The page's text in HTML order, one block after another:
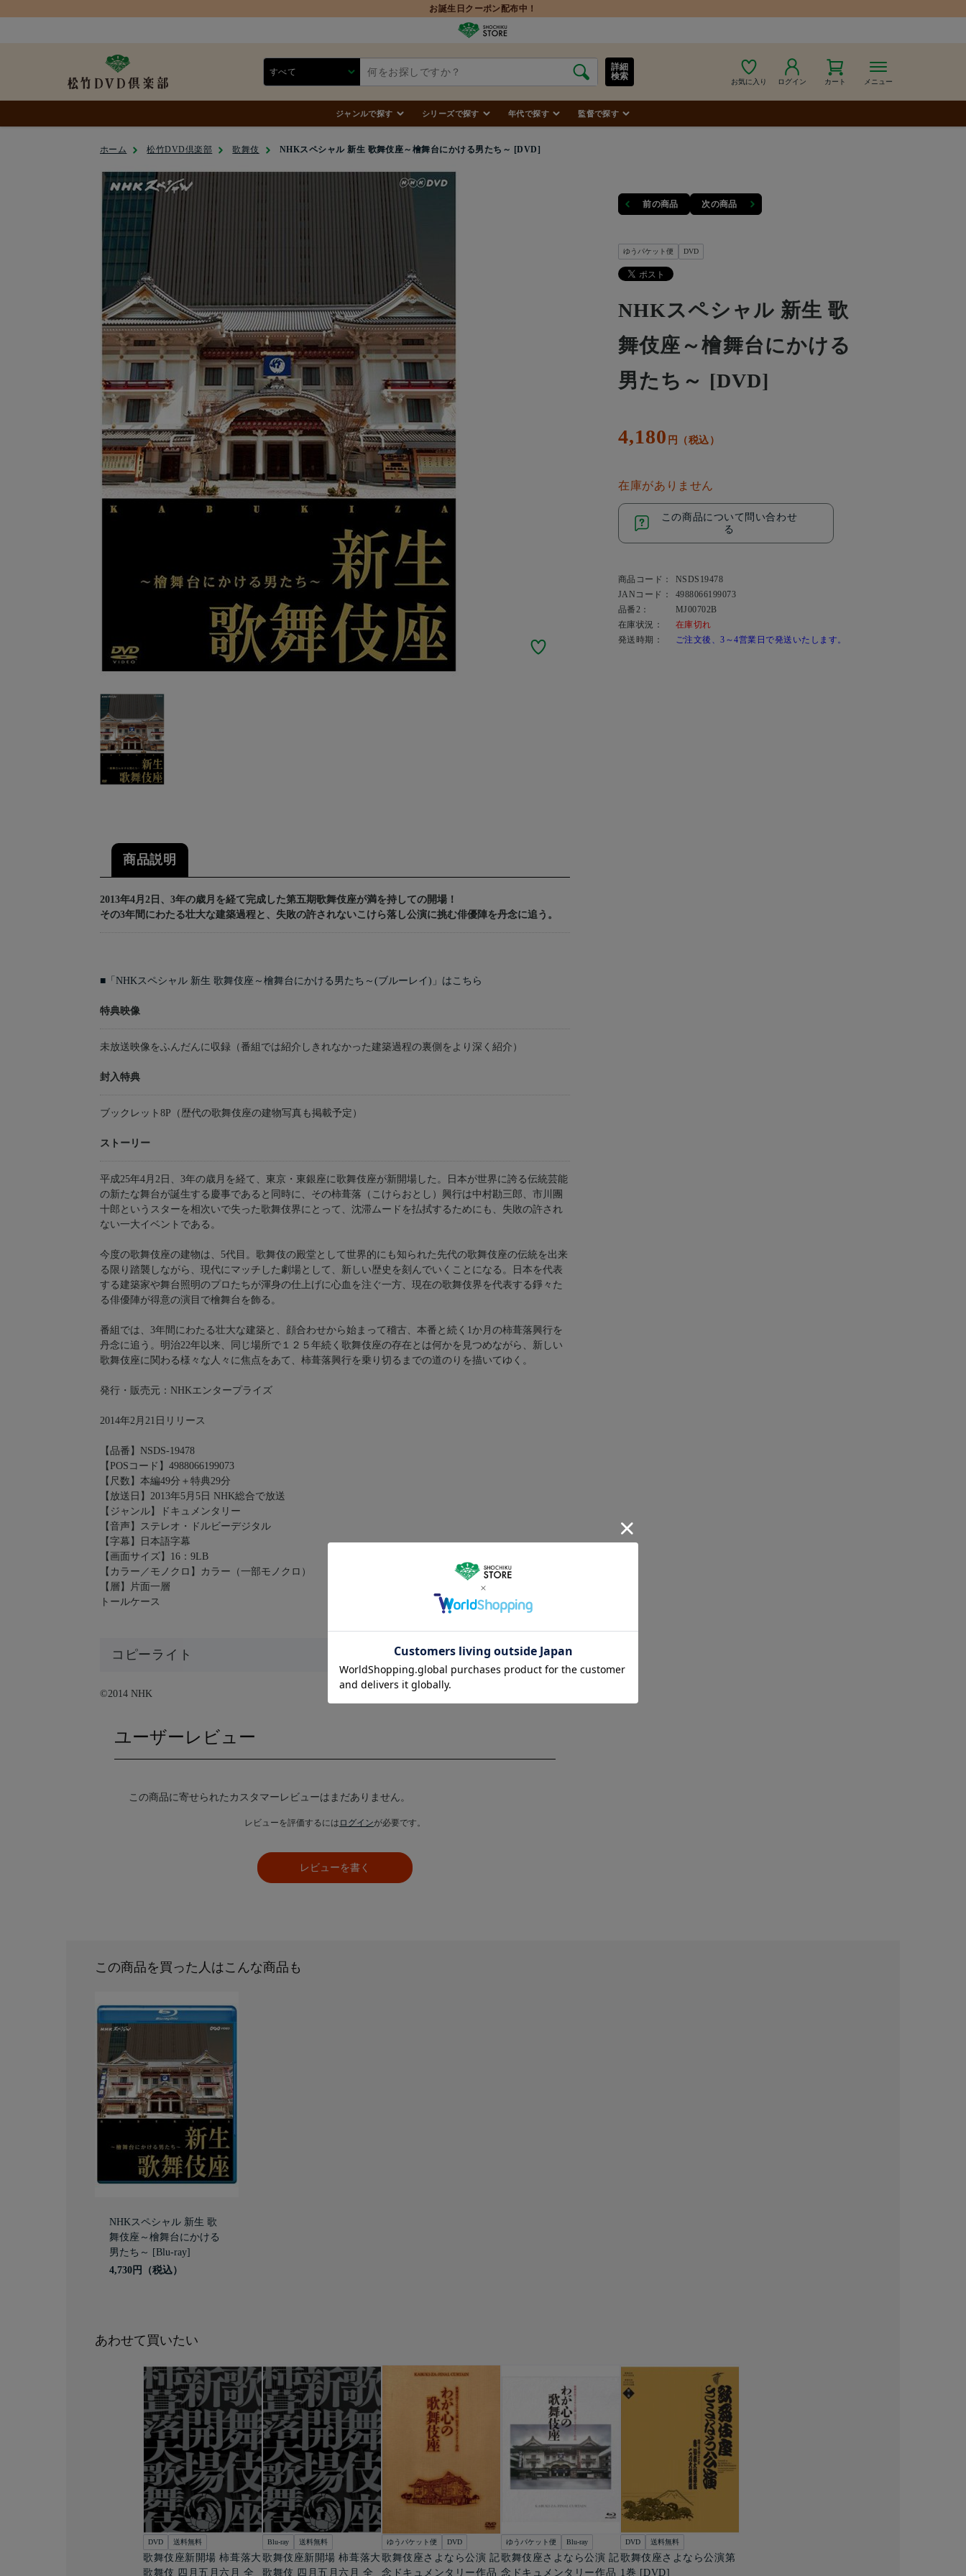
お気に入り ログイン カート メニュー
詳細
検索
ジャンルで探す シリーズで探す 年代で探す 監督で探す
ホーム 松竹DVD倶楽部 歌舞伎 NHKスペシャル 新生 歌舞伎座～檜舞台にかける男たち～ [DVD]
前の商品 次の商品
ゆうパケット便 DVD
NHKスペシャル 新生 歌
舞伎座～檜舞台にかける
男たち～ [DVD]
4,180 円（税込）
在庫がありません
この商品について問い合わせ
る
商品コード：
NSDS19478
JANコード：
4988066199073
品番2：
MJ00702B
在庫状況：
在庫切れ
発送時期：
ご注文後、3～4営業日で発送いたします。
商品説明
2013年4月2日、3年の歳月を経て完成した第五期歌舞伎座が満を持しての開場！
その3年間にわたる壮大な建築過程と、失敗の許されないこけら落し公演に挑む俳優陣を丹念に追う。
■「NHKスペシャル 新生 歌舞伎座～檜舞台にかける男たち～(ブルーレイ)」はこちら
特典映像
未放送映像をふんだんに収録（番組では紹介しきれなかった建築過程の裏側をより深く紹介）
封入特典
ブックレット8P（歴代の歌舞伎座の建物写真も掲載予定）
ストーリー
平成25年4月2日、3年の歳月を経て、東京・東銀座に歌舞伎座が新開場した。日本が世界に誇る伝統芸能
の新たな舞台が誕生する慶事であると同時に、その柿葺落（こけらおとし）興行は中村勘三郎、市川團
十郎というスターを相次いで失った歌舞伎界にとって、沈滞ムードを払拭するためにも、失敗の許され
ない一大イベントである。
今度の歌舞伎座の建物は、5代目。歌舞伎の殿堂として世界的にも知られた先代の歌舞伎座の伝統を出来
る限り踏襲しながら、現代にマッチした劇場として、新しい歴史を刻んでいくことになる。日本を代表
する建築家や舞台照明のプロたちが渾身の仕上げに心血を注ぐ一方、現在の歌舞伎界を代表する錚々た
る俳優陣が得意の演目で檜舞台を飾る。
番組では、3年間にわたる壮大な建築と、顔合わせから始まって稽古、本番と続く1か月の柿葺落興行を
丹念に追う。明治22年以来、同じ場所で１２５年続く歌舞伎座の存在とは何かを見つめながら、新しい
歌舞伎座に関わる様々な人々に焦点をあて、柿葺落興行を乗り切るまでの道のりを描いてゆく。
発行・販売元：NHKエンタープライズ
2014年2月21日リリース
【品番】NSDS-19478
【POSコード】4988066199073
【尺数】本編49分＋特典29分
【放送日】2013年5月5日 NHK総合で放送
【ジャンル】ドキュメンタリー
【音声】ステレオ・ドルビーデジタル
【字幕】日本語字幕
【画面サイズ】16：9LB
【カラー／モノクロ】カラー（一部モノクロ）
【層】片面一層
トールケース
コピーライト
©2014 NHK
ユーザーレビュー
この商品に寄せられたカスタマーレビューはまだありません。
レビューを評価するには ログインが必要です。
レビューを書く
この商品を買った人はこんな商品も
NHKスペシャル 新生 歌
舞伎座～檜舞台にかける
男たち～ [Blu-ray]
4,730円
あわせて買いたい
DVD 送料無料
歌舞伎座新開場 柿葺落大
歌舞伎 四月五月六月 全
Blu-ray 送料無料
歌舞伎座新開場 柿葺落大
歌舞伎 四月五月六月 全
ゆうパケット便 DVD
歌舞伎座さよなら公演 記
念ドキュメンタリー作品
ゆうパケット便 Blu-ray
歌舞伎座さよなら公演 記
念ドキュメンタリー作品
DVD 送料無料
歌舞伎座さよなら公演第
1巻 [DVD]